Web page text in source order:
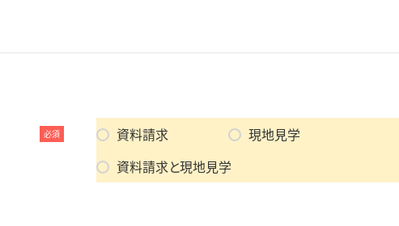
必須 資料請求
現地見学
資料請求と現地見学